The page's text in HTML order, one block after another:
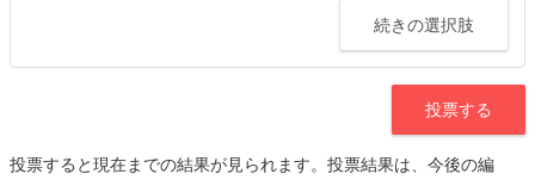
続きの選択肢
投票する
投票すると現在までの結果が見られます。投票結果は、今後の編